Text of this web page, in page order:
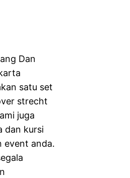
Dan
satu set
strecht
juga
dan kursi
event anda.